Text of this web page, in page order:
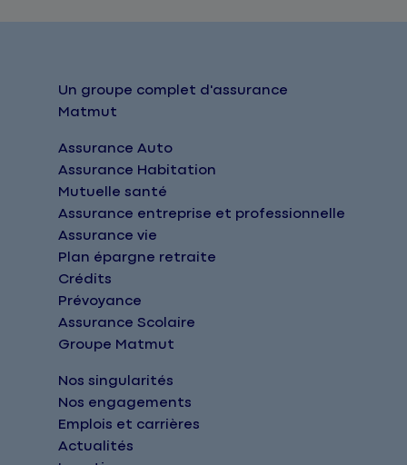
Un groupe complet d'assurance
Matmut
Assurance Auto
Assurance Habitation
Mutuelle santé
Assurance entreprise et professionnelle
Assurance vie
Plan épargne retraite
Crédits
Prévoyance
Assurance Scolaire
Groupe Matmut
Nos singularités
Nos engagements
Emplois et carrières
Actualités